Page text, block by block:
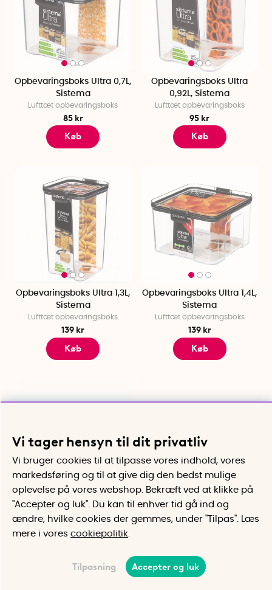
Opbevaringsboks Ultra 0,7L,
Sistema
Lufttæt opbevaringsboks
85 kr
Køb
Opbevaringsboks Ultra
0,92L, Sistema
Lufttæt opbevaringsboks
95 kr
Køb
Opbevaringsboks Ultra 1,3L,
Sistema
Lufttæt opbevaringsboks
139 kr
Køb
Opbevaringsboks Ultra 1,4L,
Sistema
Lufttæt opbevaringsboks
139 kr
Køb
Opbevaringsboks Ultra
1,73L, Sistema
Lufttæt opbevaringsboks
Opbevaringsboks Ultra 1,9L,
Sistema
Køb
Vi tager hensyn til dit privatliv
Vi bruger cookies til at tilpasse vores indhold, vores
markedsføring og til at give dig den bedst mulige
oplevelse på vores webshop. Bekræft ved at klikke på
"Accepter og luk". Du kan til enhver tid gå ind og
ændre, hvilke cookies der gemmes, under "Tilpas". Læs
mere i vores cookiepolitik
Tilpasning Accepter og luk